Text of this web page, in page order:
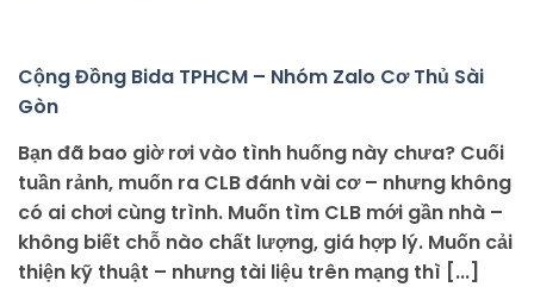
Cộng Đồng Bida TPHCM – Nhóm Zalo Cơ Thủ Sài
Gòn
Bạn đã bao giờ rơi vào tình huống này chưa? Cuối
tuần rảnh, muốn ra CLB đánh vài cơ – nhưng không
có ai chơi cùng trình. Muốn tìm CLB mới gần nhà –
không biết chỗ nào chất lượng, giá hợp lý. Muốn cải
thiện kỹ thuật – nhưng tài liệu trên mạng thì [...]